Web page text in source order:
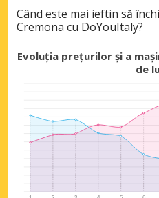
furnizorilor noștri
Când este mai ieftin să
Cremona cu DoYouItaly?
Evoluția prețurilor și a
de